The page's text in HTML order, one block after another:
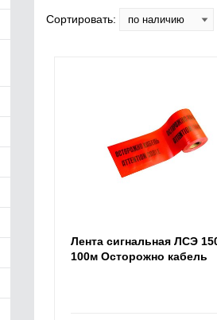
Сортировать:
Лента сигнальная ЛСЭ
100м Осторожно кабель